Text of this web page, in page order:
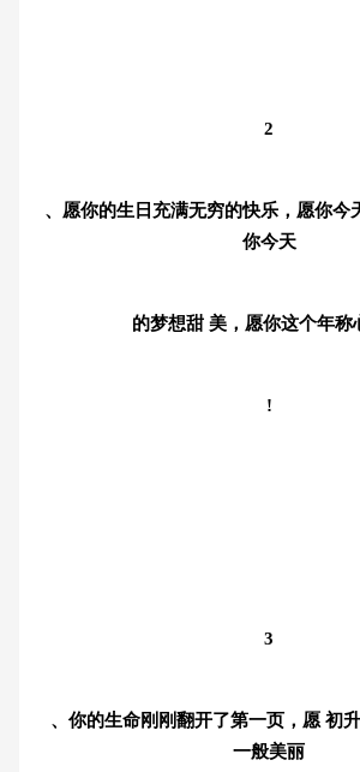
2
、愿你的生日充满无穷的快乐，愿你今
你今天
的梦想甜 美，愿你这个年称
!
3
、你的生命刚刚翻开了第一页，愿 初
一般美丽